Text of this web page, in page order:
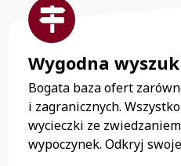
Wygodna
Bogata baza ofert
i zagranicznych.
wycieczki ze
wypoczynek. Odkryj